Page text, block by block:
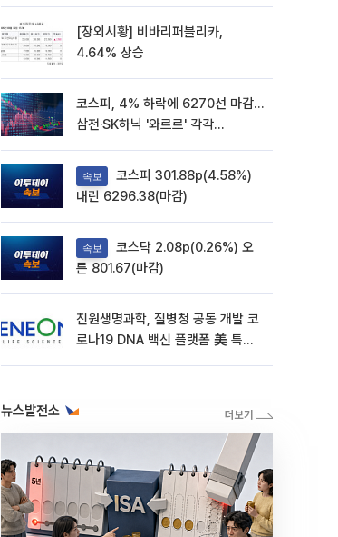
[장외시황] 비바리퍼블리카,
4.64% 상승
코스피, 4% 하락에 6270선 마감…
삼전·SK하닉 '와르르' 각각
속보
내린 6296.38(마감)
속보
른 801.67(마감)
진원생명과학, 질병청 공동 개발 코
로나19 DNA 백신 플랫폼 美 특허
뉴스발전소